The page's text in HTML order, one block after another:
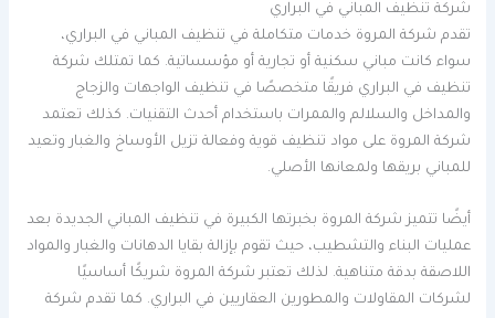
شركة تنظيف المباني في البراري
تقدم شركة المروة خدمات متكاملة في تنظيف المباني في البراري،
سواء كانت مباني سكنية أو تجارية أو مؤسساتية. كما تمتلك شركة
تنظيف في البراري فريقًا متخصصًا في تنظيف الواجهات والزجاج
والمداخل والسلالم والممرات باستخدام أحدث التقنيات. كذلك تعتمد
شركة المروة على مواد تنظيف قوية وفعالة تزيل الأوساخ والغبار وتعيد
للمباني بريقها ولمعانها الأصلي.
أيضًا تتميز شركة المروة بخبرتها الكبيرة في تنظيف المباني الجديدة بعد
عمليات البناء والتشطيب، حيث تقوم بإزالة بقايا الدهانات والغبار والمواد
اللاصقة بدقة متناهية. لذلك تعتبر شركة المروة شريكًا أساسيًا
لشركات المقاولات والمطورين العقاريين في البراري. كما تقدم شركة